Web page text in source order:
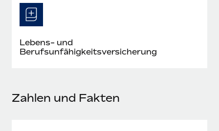
Mehr erfahren
Lebens- und
Berufsunfähigkeitsversicherung
Zahlen und Fakten